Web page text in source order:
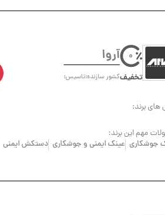
0
تخفیف
آروا
کشور سازنده:تاسیس:
های برند:
مهم این برند:
جوشکاری عینک ایمنی و جوشکاری دستکش ایمنی